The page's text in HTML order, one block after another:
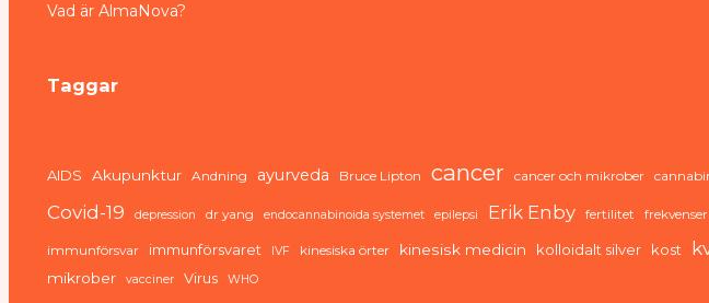
Vad är AlmaNova?
Taggar
AIDS Akupunktur Andning ayurveda Bruce Lipton cancer cancer och mikrober
Covid-19 depression dr yang endocannabinoida systemet epilepsi Erik Enby fertilitet frekvenser
immunförsvar immunförsvaret IVF kinesiska örter kinesisk medicin kolloidalt silver kost
mikrober vacciner Virus WHO